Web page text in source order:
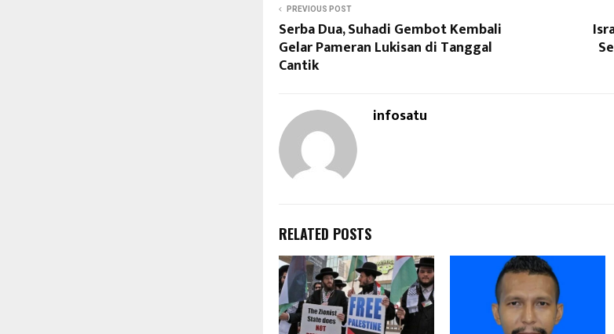
PREVIOUS POST
Serba Dua, Suhadi Gembot Kembali
Gelar Pameran Lukisan di Tanggal
Cantik
infosatu
RELATED POSTS